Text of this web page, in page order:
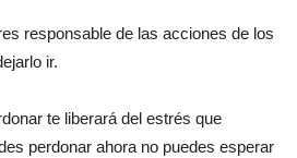
responsable de las acciones de los
ir.
te liberará del estrés que
perdonar ahora no puedes esperar